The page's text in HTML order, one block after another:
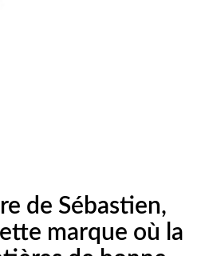
de Sébastien,
marque où la